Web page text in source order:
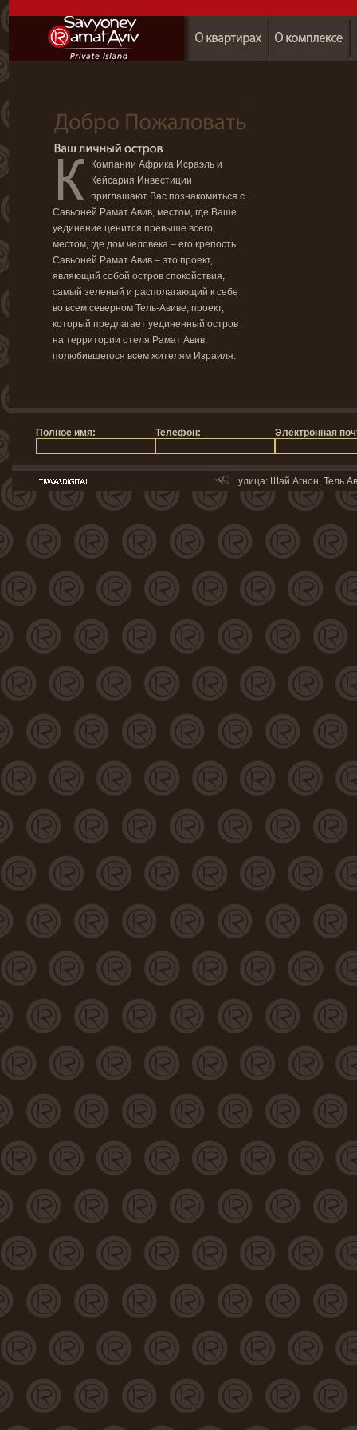
Компании Африка Исраэль и
Кейсария Инвестиции
приглашают Вас познакомиться с
Савьоней Рамат Авив, местом, где Ваше
уединение ценится превыше всего,
местом, где дом человека – его крепость.
Савьоней Рамат Авив – это проект,
являющий собой остров спокойствия,
самый зеленый и располагающий к себе
во всем северном Тель-Авиве, проект,
который предлагает уединенный остров
на территории отеля Рамат Авив,
полюбившегося всем жителям Израиля.
улица: Шай Агнон, Тель